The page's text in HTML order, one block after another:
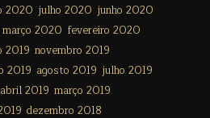
2020 julho 2020 junho 2020
março 2020 fevereiro 2020
2019 novembro 2019
2019 agosto 2019 julho 2019
abril 2019 março 2019
dezembro 2018